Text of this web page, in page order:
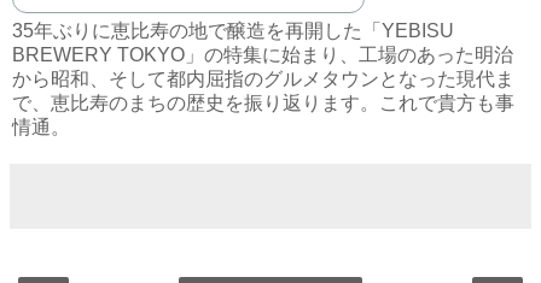
35年ぶりに恵比寿の地で醸造を再開した「YEBISU
BREWERY TOKYO」の特集に始まり、工場のあった明治
から昭和、そして都内屈指のグルメタウンとなった現代ま
で、恵比寿のまちの歴史を振り返ります。これで貴方も事
情通。